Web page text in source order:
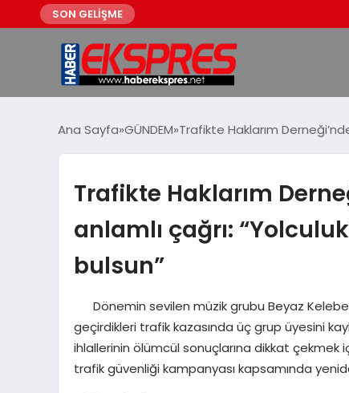
SON GELİŞME
Ana Sayfa GÜNDEM Trafikte Haklarım
Trafikte Haklarım
anlamlı çağrı:
bulsun”
Dönemin sevilen müzik grubu Beyaz
geçirdikleri trafik kazasında üç grup üyesini
ihlallerinin ölümcül sonuçlarına dikkat çekmek
trafik güvenliği kampanyası kapsamında